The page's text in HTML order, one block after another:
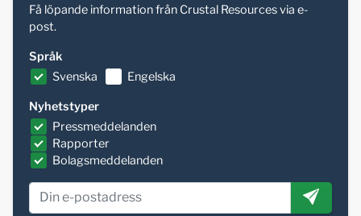
Få löpande information från Crustal Resources via e-
post.
Språk
Svenska
Engelska
Nyhetstyper
Pressmeddelanden
Rapporter
Bolagsmeddelanden